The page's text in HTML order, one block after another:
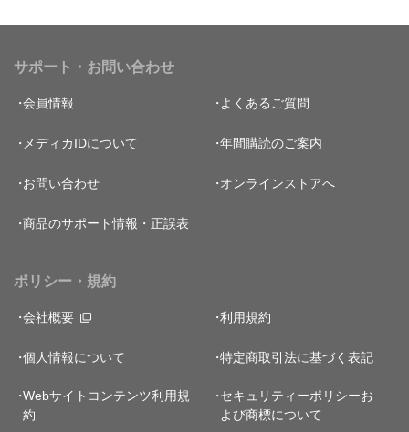
サポート・お問い合わせ
会員情報 よくあるご質問
メディカIDについて 年間購読のご案内
お問い合わせ オンラインストアへ
商品のサポート情報・正誤表
ポリシー・規約
会社概要 利用規約
個人情報について 特定商取引法に基づく表記
Webサイトコンテンツ利用規
約
セキュリティーポリシーお
よび商標について